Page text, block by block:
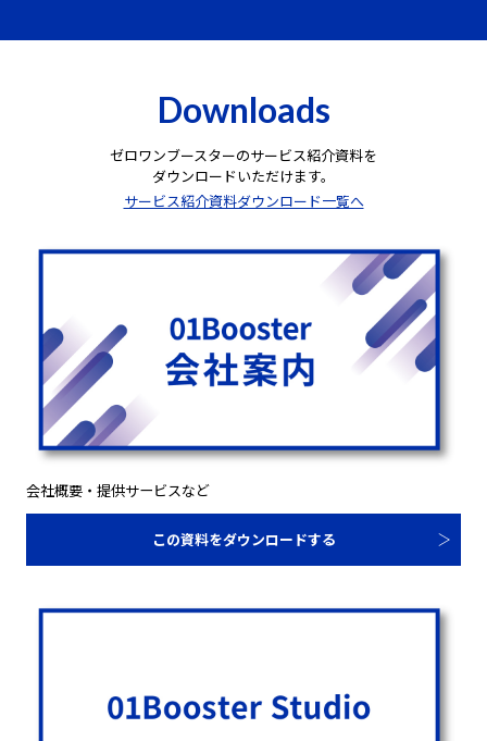
Downloads
ゼロワンブースターのサービス紹介資料を
ダウンロードいただけます。
サービス紹介資料ダウンロード一覧へ
会社概要・提供サービスなど
この資料をダウンロードする